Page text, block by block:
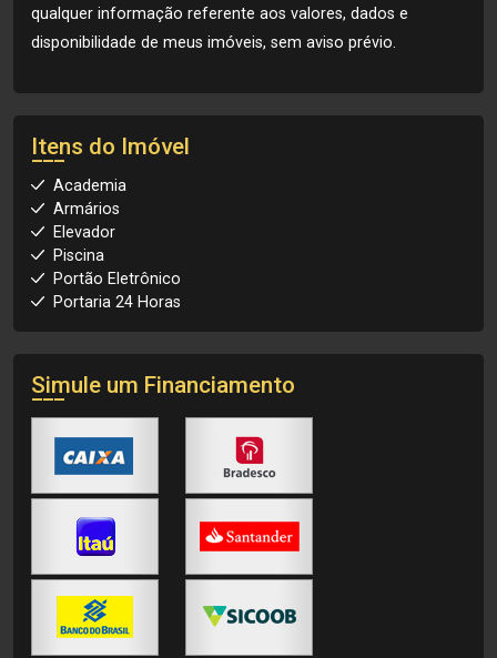
qualquer informação referente aos valores, dados e
disponibilidade de meus imóveis, sem aviso prévio.
Itens do Imóvel
Academia
Armários
Elevador
Piscina
Portão Eletrônico
Portaria 24 Horas
Simule um Financiamento